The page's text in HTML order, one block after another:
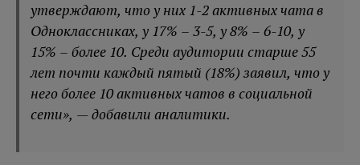
утверждают, что у них 1-2 активных чата в
Одноклассниках, у 17% – 3-5, у 8% – 6-10, у
15% – более 10. Среди аудитории старше 55
лет почти каждый пятый (18%) заявил, что у
него более 10 активных чатов в социальной
сети», — добавили аналитики.